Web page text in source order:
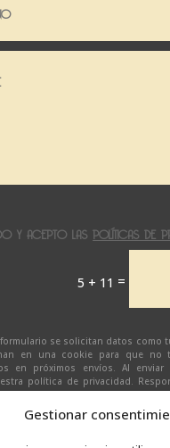
Gestionar
Y ACEPTO LASPOLÍTICAS DE
5 + 11 =
se solicitan datos como
en una cookie para que no
en próximos envíos. Al
política de privacidad.
| Finalidad: responder a
Tu consentimiento expreso |
almacenados sólo en cliente